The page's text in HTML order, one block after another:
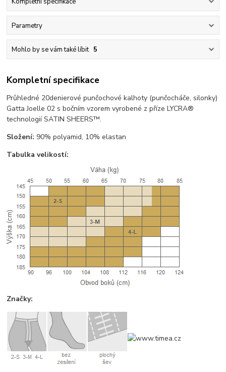
Parametry
Mohlo by se vám také líbit 5
Kompletní specifikace
Průhledné 20denierové punčochové kalhoty (punčocháče, silonky)
Gatta Joelle 02 s bočním vzorem vyrobené z příze LYCRA®
technologií SATIN SHEERS™.
Složení: 90% polyamid, 10% elastan
Tabulka velikostí:
Značky: